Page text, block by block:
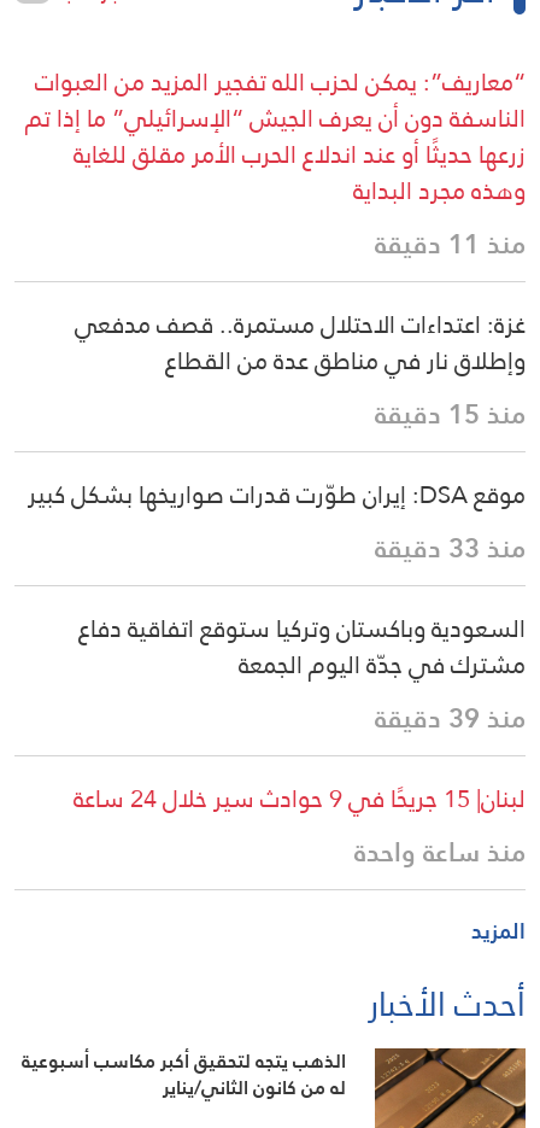
“معاريف”: يمكن لحزب الله تفجير المزيد من العبوات
الناسفة دون أن يعرف الجيش “الإسرائيلي” ما إذا تم
زرعها حديثًا أو عند اندلاع الحرب الأمر مقلق للغاية
وهذه مجرد البداية
منذ 11 دقيقة
غزة: اعتداءات الاحتلال مستمرة.. قصف مدفعي
وإطلاق نار في مناطق عدة من القطاع
منذ 15 دقيقة
موقع DSA: إيران طوّرت قدرات صواريخها بشكل كبير
منذ 33 دقيقة
السعودية وباكستان وتركيا ستوقع اتفاقية دفاع
مشترك في جدّة اليوم الجمعة
منذ 39 دقيقة
لبنان| 15 جريحًا في 9 حوادث سير خلال 24 ساعة
منذ ساعة واحدة
المزيد
أحدث الأخبار
الذهب يتجه لتحقيق أكبر مكاسب أسبوعية
له من كانون الثاني/يناير